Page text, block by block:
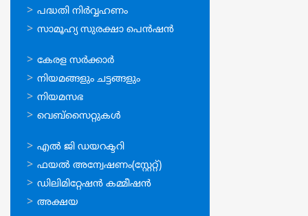
പദ്ധതി നിര്‍വ്വഹണം
സാമൂഹ്യ സുരക്ഷാ പെന്‍ഷന്‍
ഉപയോഗപ്രദമായ
കണ്ണികള്‍
കേരള സര്‍ക്കാര്‍
നിയമങ്ങളും ചട്ടങ്ങളും
നിയമസഭ
വെബ്സൈറ്റുകള്‍
ഉപയോഗപ്രദമായ
കണ്ണികള്‍
എല്‍ ജി ഡയറക്ടറി
ഫയല്‍ അന്വേഷണം(സ്റ്റേറ്റ്)
ഡിലിമിറ്റേഷന്‍ കമ്മീഷന്‍
അക്ഷയ